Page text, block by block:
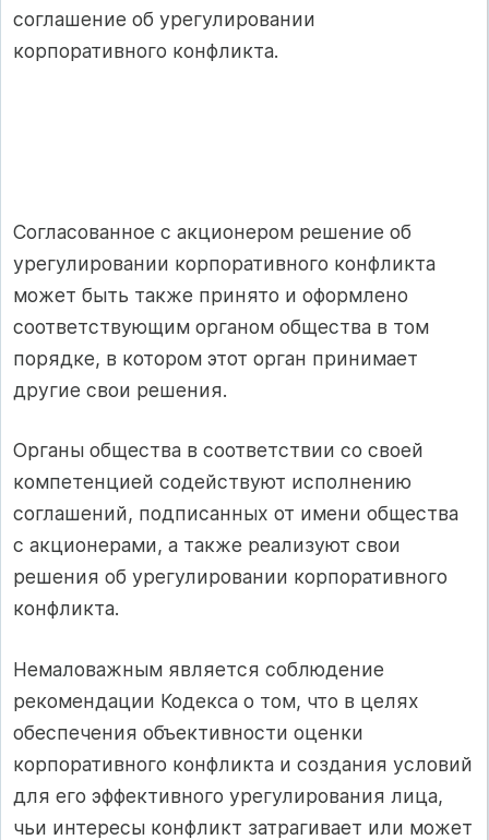
соглашение об урегулировании
корпоративного конфликта.
Согласованное с акционером решение об
урегулировании корпоративного конфликта
может быть также принято и оформлено
соответствующим органом общества в том
порядке, в котором этот орган принимает
другие свои решения.
Органы общества в соответствии со своей
компетенцией содействуют исполнению
соглашений, подписанных от имени общества
с акционерами, а также реализуют свои
решения об урегулировании корпоративного
конфликта.
Немаловажным является соблюдение
рекомендации Кодекса о том, что в целях
обеспечения объективности оценки
корпоративного конфликта и создания условий
для его эффективного урегулирования лица,
чьи интересы конфликт затрагивает или может